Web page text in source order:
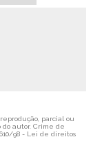
parcial ou
do autor. Crime de
98 - Lei de direitos